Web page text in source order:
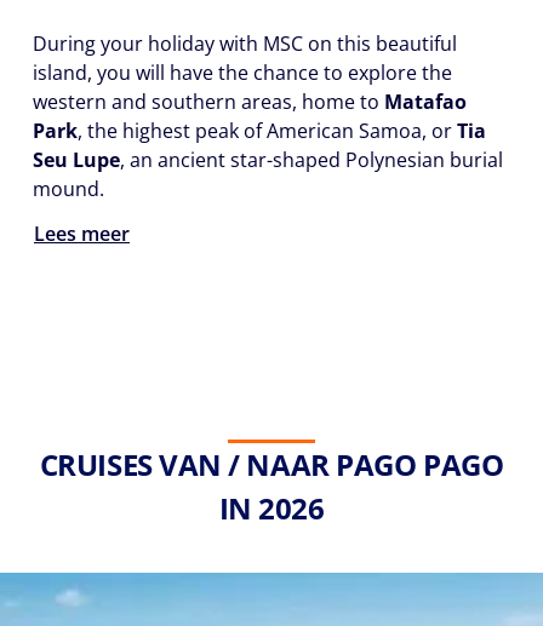
During your holiday with MSC on this beautiful
island, you will have the chance to explore the
western and southern areas, home to Matafao
Park, the highest peak of American Samoa, orTia
Seu Lupe, an ancient star-shaped Polynesian burial
mound.
Lees meer
CRUISES VAN / NAAR PAGO PAGO
IN 2026